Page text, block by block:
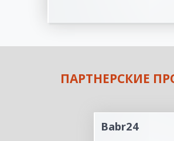
ПАРТНЕРСКИЕ
Babr24